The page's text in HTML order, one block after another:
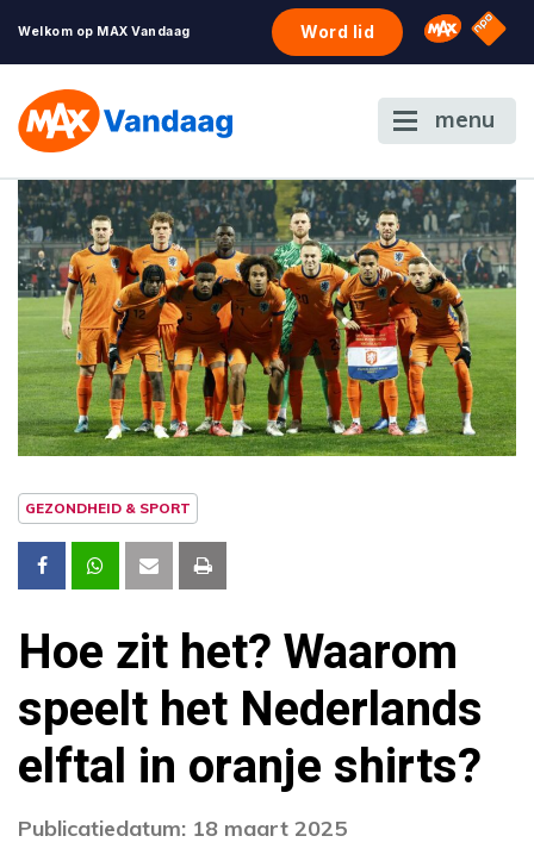
Welkom op MAX Vandaag Word lid Omroep
NPO
menu
GEZONDHEID & SPORT
Hoe zit het? Waarom
speelt het Nederlands
elftal in oranje shirts?
Publicatiedatum: 18 maart 2025